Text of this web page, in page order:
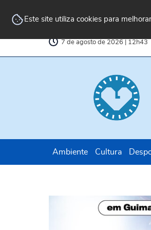
Este site utiliza cookies para
Municipal
7 de agosto de 2026 | 12h43
Ambiente Cultura